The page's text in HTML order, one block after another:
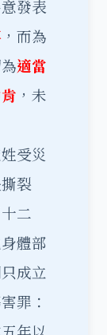
發表
，而為
適當
，未
受災
裂
二
體部
成立
罪：